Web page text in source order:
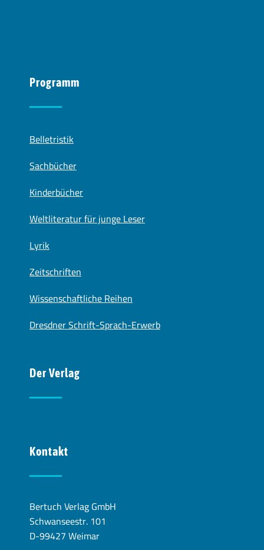
Programm
Belletristik
Sachbücher
Kinderbücher
Weltliteratur für junge Leser
Lyrik
Zeitschriften
Wissenschaftliche Reihen
Dresdner Schrift-Sprach-Erwerb
Der Verlag
Kontakt
Bertuch Verlag GmbH
Schwanseestr. 101
D-99427 Weimar